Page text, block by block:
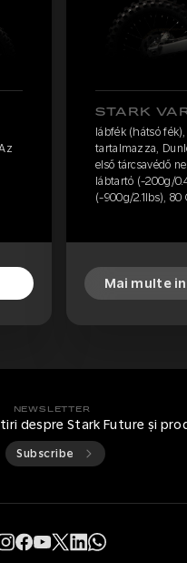
STARK
lábfék (hátsó
tartalmazza,
első tárcsavédő
lábtartó (-200g/
(-900g/2.1lbs), 80
Mai multe
NEWSLETTER
despre Stark Future și
Subscribe